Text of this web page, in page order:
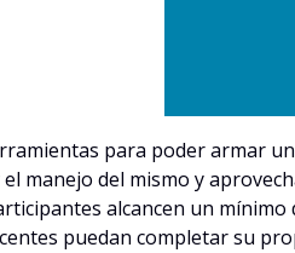
para poder armar un
manejo del mismo y
alcancen un mínimo
puedan completar su